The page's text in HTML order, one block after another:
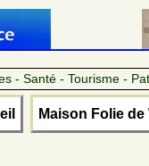
- Santé - Tourisme -
Maison Folie de